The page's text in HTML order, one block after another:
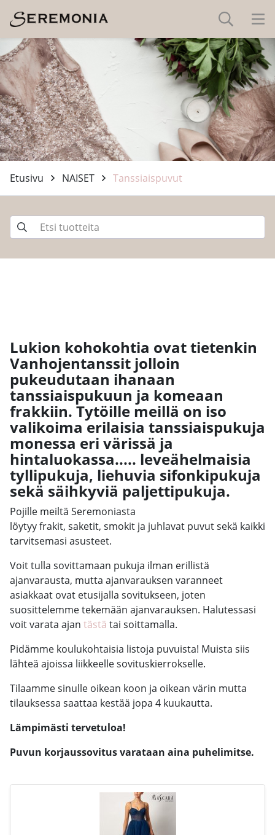
Etusivu NAISET
Tanssiaispuvut
Lukion kohokohtia ovat tietenkin
Vanhojentanssit jolloin
pukeudutaan ihanaan
tanssiaispukuun ja komeaan
frakkiin. Tytöille meillä on iso
valikoima erilaisia tanssiaispukuja
monessa eri värissä ja
hintaluokassa..... leveähelmaisia
tyllipukuja, liehuvia sifonkipukuja
sekä säihkyviä paljettipukuja.
Pojille meiltä Seremoniasta
löytyy frakit, saketit, smokit ja juhlavat puvut sekä kaikki
tarvitsemasi asusteet.
Voit tulla sovittamaan pukuja ilman erillistä
ajanvarausta, mutta ajanvarauksen varanneet
asiakkaat ovat etusijalla sovitukseen, joten
suosittelemme tekemään ajanvarauksen. Halutessasi
voit varata ajan tästä tai soittamalla.
Pidämme koulukohtaisia listoja puvuista! Muista siis
lähteä ajoissa liikkeelle sovituskierrokselle.
Tilaamme sinulle oikean koon ja oikean värin mutta
tilauksessa saattaa kestää jopa 4 kuukautta.
Lämpimästi tervetuloa!
Puvun korjaussovitus varataan aina puhelimitse.